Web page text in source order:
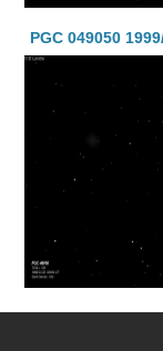
PGC 049050